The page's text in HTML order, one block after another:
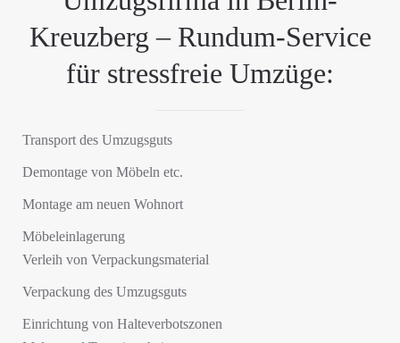
Kreuzberg – Rundum-Service
für stressfreie Umzüge:
Transport des Umzugsguts
Demontage von Möbeln etc.
Montage am neuen Wohnort
Möbeleinlagerung
Verleih von Verpackungsmaterial
Verpackung des Umzugsguts
Einrichtung von Halteverbotszonen